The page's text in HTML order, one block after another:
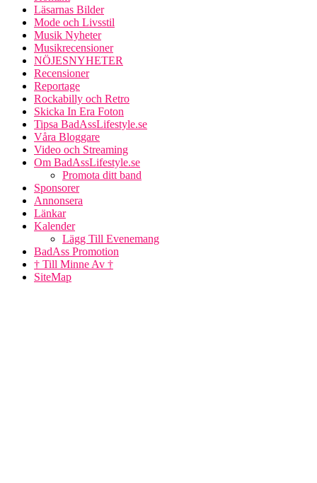
Läsarnas Bilder
Mode och Livsstil
Musik Nyheter
Musikrecensioner
NÖJESNYHETER
Recensioner
Reportage
Rockabilly och Retro
Skicka In Era Foton
Tipsa BadAssLifestyle.se
Våra Bloggare
Video och Streaming
Om BadAssLifestyle.se
Promota ditt band
Sponsorer
Annonsera
Länkar
Kalender
Lägg Till Evenemang
BadAss Promotion
† Till Minne Av †
SiteMap